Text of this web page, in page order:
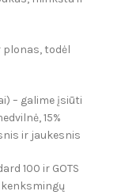
plonas, todėl
– galime įsiūti
15%
ir jaukesnis
100 ir GOTS